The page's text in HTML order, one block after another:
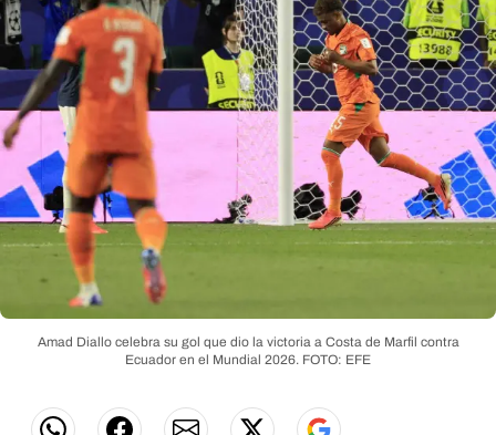
Amad Diallo celebra su gol que dio la victoria a Costa de Marfil contra
Ecuador en el Mundial 2026. FOTO: EFE